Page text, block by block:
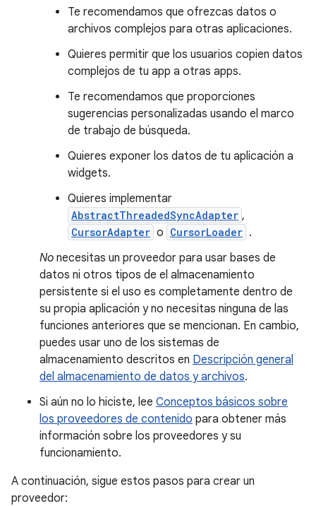
Te recomendamos que ofrezcas datos o
archivos complejos para otras aplicaciones.
Quieres permitir que los usuarios copien datos
complejos de tu app a otras apps.
Te recomendamos que proporciones
sugerencias personalizadas usando el marco
de trabajo de búsqueda.
Quieres exponer los datos de tu aplicación a
widgets.
Quieres implementar
AbstractThreadedSyncAdapter ,
CursorAdapter o CursorLoader .
No necesitas un proveedor para usar bases de
datos ni otros tipos de el almacenamiento
persistente si el uso es completamente dentro de
su propia aplicación y no necesitas ninguna de las
funciones anteriores que se mencionan. En cambio,
puedes usar uno de los sistemas de
almacenamiento descritos en Descripción general
del almacenamiento de datos y archivos.
Si aún no lo hiciste, lee Conceptos básicos sobre
los proveedores de contenido para obtener más
información sobre los proveedores y su
funcionamiento.
A continuación, sigue estos pasos para crear un
proveedor: